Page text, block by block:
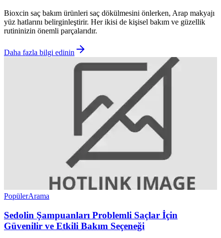
Bioxcin saç bakım ürünleri saç dökülmesini önlerken, Arap makyajı
yüz hatlarını belirginleştirir. Her ikisi de kişisel bakım ve güzellik
rutininizin önemli parçalarıdır.
Daha fazla bilgi edinin
PopülerArama
Sedolin Şampuanları Problemli Saçlar İçin
Güvenilir ve Etkili Bakım Seçeneği